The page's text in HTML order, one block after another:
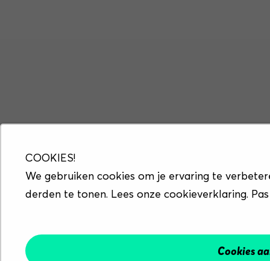
COOKIES!
We gebruiken cookies om je ervaring te
derden te tonen. Lees onze cookieverklaring.
Cookies